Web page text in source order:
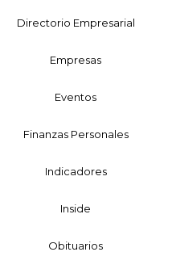
Directorio Empresarial
Empresas
Eventos
Finanzas Personales
Indicadores
Inside
Obituarios